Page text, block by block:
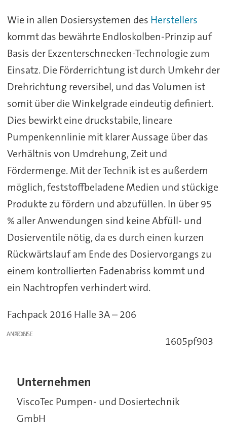
Wie in allen Dosiersystemen des Herstellers
kommt das bewährte Endloskolben-Prinzip auf
Basis der Exzenterschnecken-Technologie zum
Einsatz. Die Förderrichtung ist durch Umkehr der
Drehrichtung reversibel, und das Volumen ist
somit über die Winkelgrade eindeutig definiert.
Dies bewirkt eine druckstabile, lineare
Pumpenkennlinie mit klarer Aussage über das
Verhältnis von Umdrehung, Zeit und
Fördermenge. Mit der Technik ist es außerdem
möglich, feststoffbeladene Medien und stückige
Produkte zu fördern und abzufüllen. In über 95
% aller Anwendungen sind keine Abfüll- und
Dosierventile nötig, da es durch einen kurzen
Rückwärtslauf am Ende des Dosiervorgangs zu
einem kontrollierten Fadenabriss kommt und
ein Nachtropfen verhindert wird.
Fachpack 2016 Halle 3A – 206
ANZEIGE
1605pf903
Unternehmen
ViscoTec Pumpen- und Dosiertechnik
GmbH